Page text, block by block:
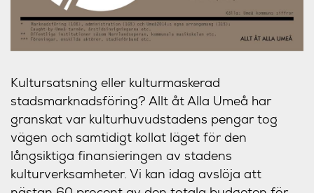
Kultursatsning eller kulturmaskerad
stadsmarknadsföring? Allt åt Alla Umeå har
granskat var kulturhuvudstadens pengar tog
vägen och samtidigt kollat läget för den
långsiktiga finansieringen av stadens
kulturverksamheter. Vi kan idag avslöja att